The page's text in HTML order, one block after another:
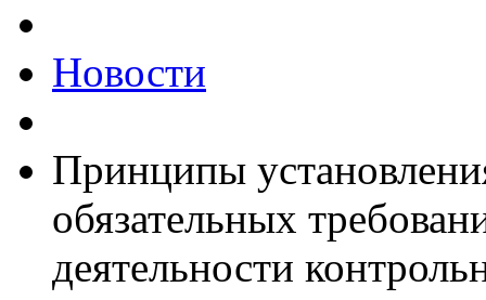
Новости
Принципы
обязательных
деятельности